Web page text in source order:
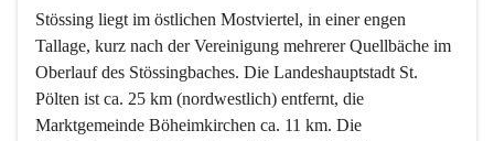
Stössing liegt im östlichen Mostviertel, in einer engen
Tallage, kurz nach der Vereinigung mehrerer Quellbäche im
Oberlauf des Stössingbaches. Die Landeshauptstadt St.
Pölten ist ca. 25 km (nordwestlich) entfernt, die
Marktgemeinde Böheimkirchen ca. 11 km. Die